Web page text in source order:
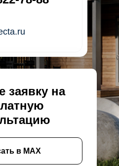
заявку на
в MAX